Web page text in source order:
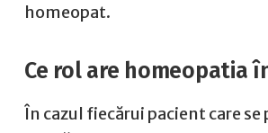
homeopat.
Ce rol are homeopatia
În cazul fiecărui pacient care se